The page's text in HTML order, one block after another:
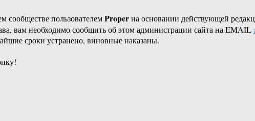
сообществе пользователемProperна основании действующей
вам необходимо сообщить об этом администрации сайта на EMAIL
сроки устранено, виновные наказаны.